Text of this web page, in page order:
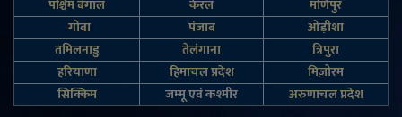
पश्चिम बंगाल
केरल
मणिपुर
गोवा
पंजाब
ओड़ीशा
तमिलनाडु
तेलंगाना
त्रिपुरा
हरियाणा
हिमाचल प्रदेश
मिज़ोरम
सिक्किम
जम्‍मू एवं कश्‍मीर अरुणाचल प्रदेश